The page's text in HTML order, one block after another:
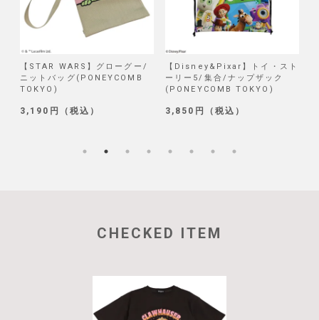
【STAR WARS】グローグー/
ニットバッグ(PONEYCOMB
TOKYO)
3,190円（税込）
【Disney&Pixar】トイ・スト
ーリー5/集合/ナップザック
(PONEYCOMB TOKYO)
3,850円（税込）
CHECKED ITEM